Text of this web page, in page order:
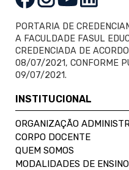
PORTARIA DE
A FACULDADE FASUL
CREDENCIADA DE
08/07/2021, CONFORME
09/07/2021.
INSTITUCIONAL
ORGANIZAÇÃO
CORPO DOCENTE
QUEM SOMOS
MODALIDADES DE ENSINO